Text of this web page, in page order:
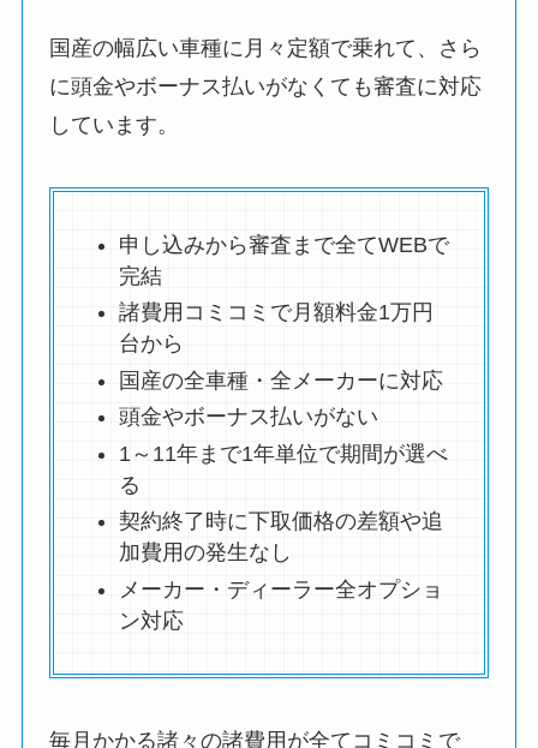
国産の幅広い車種に月々定額で乗れて、さら
に頭金やボーナス払いがなくても審査に対応
しています。
申し込みから審査まで全てWEBで
完結
諸費用コミコミで月額料金1万円
台から
国産の全車種・全メーカーに対応
頭金やボーナス払いがない
1～11年まで1年単位で期間が選べ
る
契約終了時に下取価格の差額や追
加費用の発生なし
メーカー・ディーラー全オプショ
ン対応
毎月かかる諸々の諸費用が全てコミコミで